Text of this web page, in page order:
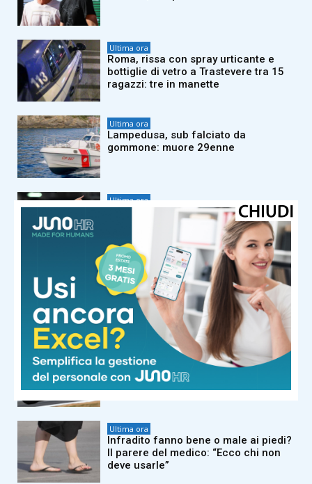
Ultima ora
Roma, rissa con spray urticante e
bottiglie di vetro a Trastevere tra 15
ragazzi: tre in manette
Ultima ora
Lampedusa, sub falciato da
gommone: muore 29enne
Ultima ora
Frosinone-Lazio, oggi amichevole:
orario, probabili formazioni e dove
Ultima ora
New York, barca si ribalta a Liberty
Island: morti una donna e un neonato
Ultima ora
MotoGp, Fernandez domina Gp
Silverstone: ordine di arrivo e come
cambia classifica piloti
Ultima ora
Infradito fanno bene o male ai piedi?
Il parere del medico: “Ecco chi non
deve usarle”